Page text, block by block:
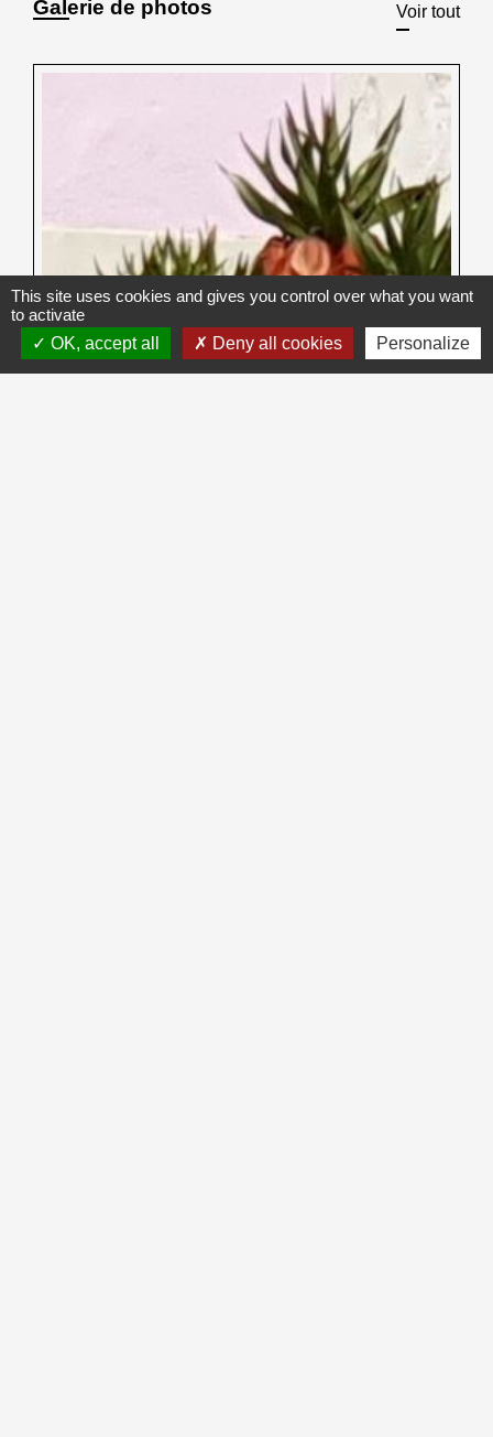
Galerie de photos Voir tout
This site uses cookies and gives you control over what you want
to activate
OK, accept all
Deny all cookies Personalize